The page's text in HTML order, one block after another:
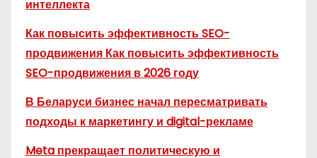
интеллекта
Как повысить эффективность SEO-
продвижения Как повысить эффективность
SEO-продвижения в 2026 году
В Беларуси бизнес начал пересматривать
подходы к маркетингу и digital-рекламе
Meta прекращает политическую и